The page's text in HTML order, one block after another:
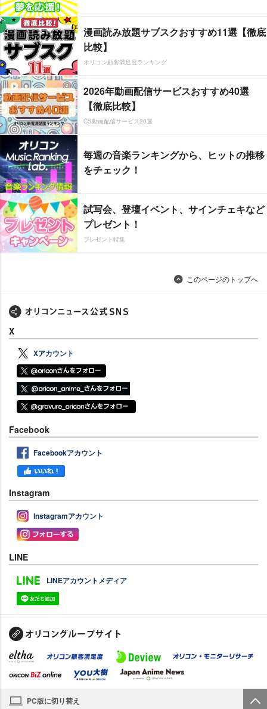
漫画読み放題サブスクおすすめ11選【徹底
比較】
オリコン顧客満足度ランキング
2026年動画配信サービスおすすめ40選
【徹底比較】
CS動画配信サービス20選
毎週の音楽ランキングから、ヒットの推移
をチェック！
試写会、登壇イベント、サインチェキなど
プレゼント！
プレゼント特集
このページのトップへ
X
Xアカウント
Facebook
Facebookアカウント
Instagram
Instagramアカウント
LINE
LINEアカウントメディア
PC版に切り替え